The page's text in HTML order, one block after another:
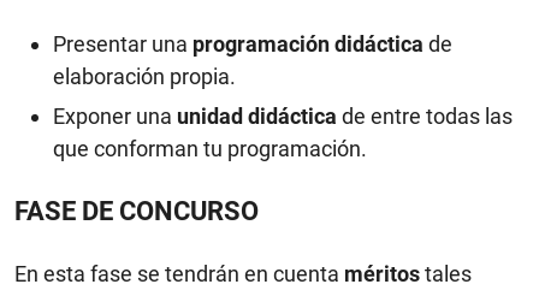
Presentar una programación didáctica de
elaboración propia.
Exponer una unidad didáctica de entre todas las
que conforman tu programación.
FASE DE CONCURSO
En esta fase se tendrán en cuenta méritostales